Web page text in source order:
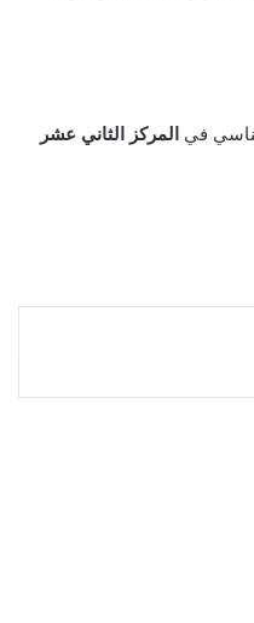
في
المركز الثاني عشر